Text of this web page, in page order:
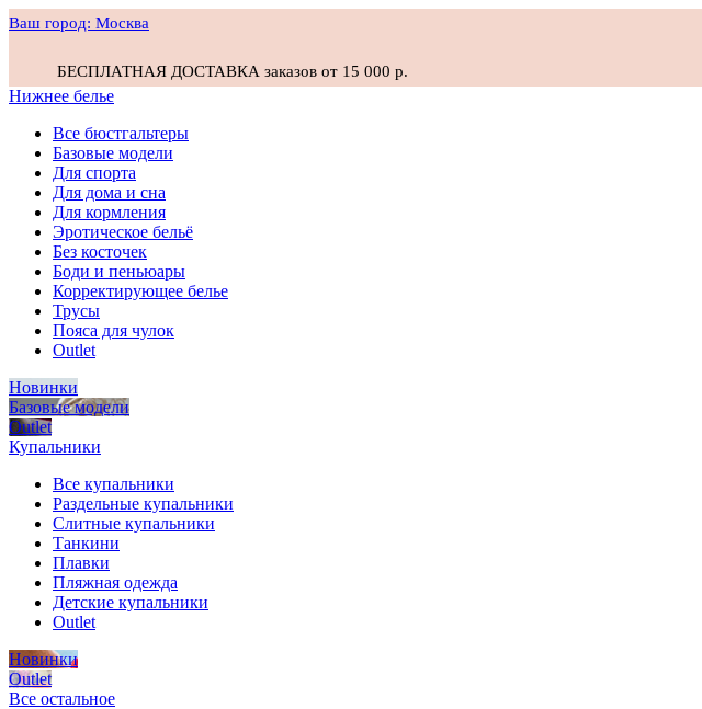
Ваш город: Москва
БЕСПЛАТНАЯ ДОСТАВКА заказов от 15 000 р.
Нижнее белье
Все бюстгальтеры
Базовые модели
Для спорта
Для дома и сна
Для кормления
Эротическое бельё
Без косточек
Боди и пеньюары
Корректирующее белье
Трусы
Пояса для чулок
Outlet
Новинки
Базовые модели
Outlet
Купальники
Все купальники
Раздельные купальники
Слитные купальники
Танкини
Плавки
Пляжная одежда
Детские купальники
Outlet
Новинки
Outlet
Все остальное